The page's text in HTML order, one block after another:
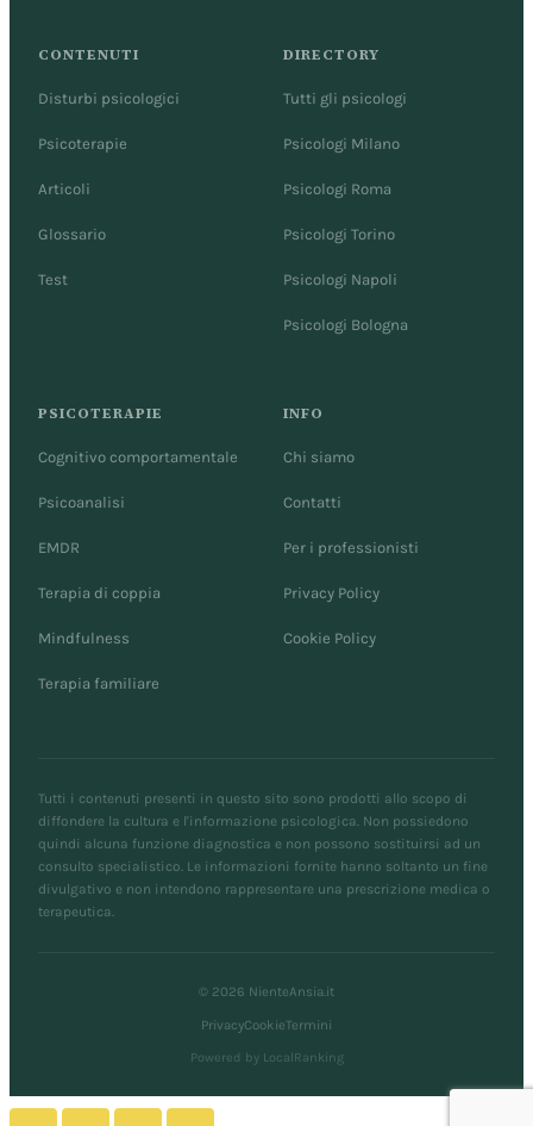
CONTENUTI
Disturbi psicologici
Psicoterapie
Articoli
Glossario
Test
DIRECTORY
Tutti gli psicologi
Psicologi Milano
Psicologi Roma
Psicologi Torino
Psicologi Napoli
Psicologi Bologna
PSICOTERAPIE
Cognitivo comportamentale
Psicoanalisi
EMDR
Terapia di coppia
Mindfulness
Terapia familiare
INFO
Chi siamo
Contatti
Per i professionisti
Privacy Policy
Cookie Policy
Tutti i contenuti presenti in questo sito sono prodotti allo scopo di
diffondere la cultura e l'informazione psicologica. Non possiedono
quindi alcuna funzione diagnostica e non possono sostituirsi ad un
consulto specialistico. Le informazioni fornite hanno soltanto un fine
divulgativo e non intendono rappresentare una prescrizione medica o
terapeutica.
© 2026 NienteAnsia.it
PrivacyCookieTermini
Powered by LocalRanking